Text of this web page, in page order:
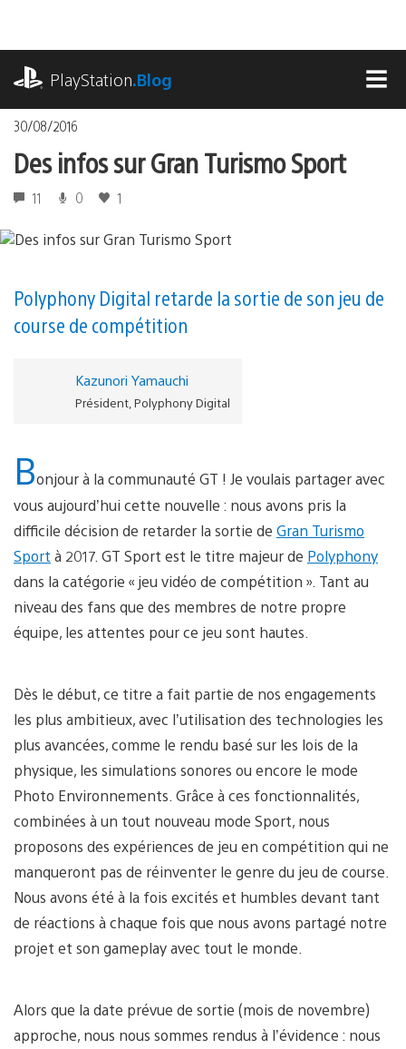
contenu
PlayStation.Blog
30/08/2016
Des infos sur Gran Turismo Sport
11 0 1
Polyphony Digital retarde la sortie de son jeu de
course de compétition
Kazunori Yamauchi
Président, Polyphony Digital
Bonjour à la communauté GT ! Je voulais partager avec
vous aujourd’hui cette nouvelle : nous avons pris la
difficile décision de retarder la sortie de Gran Turismo
Sport à 2017. GT Sport est le titre majeur de Polyphony
dans la catégorie « jeu vidéo de compétition ». Tant au
niveau des fans que des membres de notre propre
équipe, les attentes pour ce jeu sont hautes.
Dès le début, ce titre a fait partie de nos engagements
les plus ambitieux, avec l’utilisation des technologies les
plus avancées, comme le rendu basé sur les lois de la
physique, les simulations sonores ou encore le mode
Photo Environnements. Grâce à ces fonctionnalités,
combinées à un tout nouveau mode Sport, nous
proposons des expériences de jeu en compétition qui ne
manqueront pas de réinventer le genre du jeu de course.
Nous avons été à la fois excités et humbles devant tant
de réactions à chaque fois que nous avons partagé notre
projet et son gameplay avec tout le monde.
Alors que la date prévue de sortie (mois de novembre)
approche, nous nous sommes rendus à l’évidence : nous